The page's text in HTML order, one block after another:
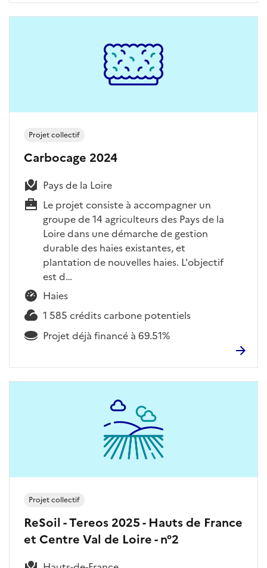
Carbocage 2024
Pays de la Loire
Le projet consiste à accompagner un
groupe de 14 agriculteurs des Pays de la
Loire dans une démarche de gestion
durable des haies existantes, et
plantation de nouvelles haies. L'objectif
est d…
Haies
1 585 crédits carbone potentiels
Projet déjà financé à 69.51%
Projet collectif
ReSoil - Tereos 2025 - Hauts de France
et Centre Val de Loire - n°2
Projet collectif